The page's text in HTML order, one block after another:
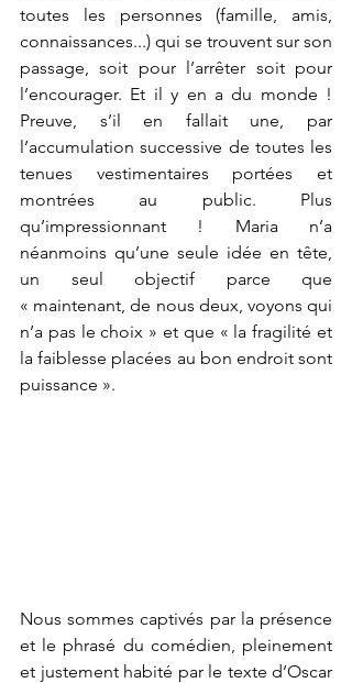
toutes les personnes (famille, amis,
connaissances...) qui se trouvent sur son
passage, soit pour l’arrêter soit pour
l’encourager. Et il y en a du monde !
Preuve, s’il en fallait une, par
l’accumulation successive de toutes les
tenues vestimentaires portées et
montrées au public. Plus
qu’impressionnant ! Maria n’a
néanmoins qu’une seule idée en tête,
un seul objectif parce que
« maintenant, de nous deux, voyons qui
n’a pas le choix » et que « la fragilité et
la faiblesse placées au bon endroit sont
puissance ».
Nous sommes captivés par la présence
et le phrasé du comédien, pleinement
et justement habité par le texte d’Oscar